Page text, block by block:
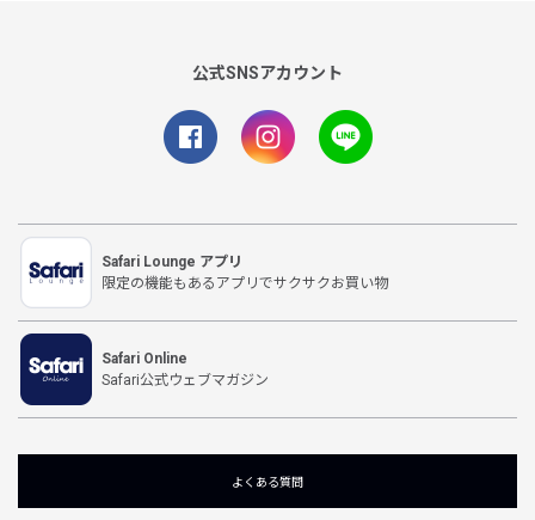
公式SNSアカウント
Safari Lounge アプリ
限定の機能もあるアプリでサクサクお買い物
Safari Online
Safari公式ウェブマガジン
よくある質問